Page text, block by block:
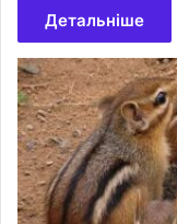
Детальніше